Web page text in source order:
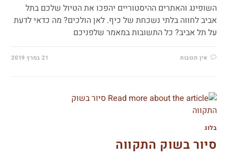
השופינג והאתרים ההיסטוריים יהפכו את הטיול שלכם בתל
אביב לחווה בלתי נשכחת של כיף. לאן הולכים? מה כדאי לדעת
על תל אביב? כל התשובות במאמר שלפניכם
אין תגובות 21 במרץ 2019
בלוג
סיור בשוק התקווה